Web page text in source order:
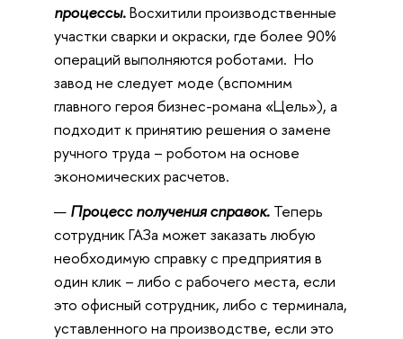
процессы.Восхитили производственные
участки сварки и окраски, где более 90%
операций выполняются роботами. Но
завод не следует моде (вспомним
главного героя бизнес-романа «Цель»), а
подходит к принятию решения о замене
ручного труда – роботом на основе
экономических расчетов.
Процесс получения справок. Теперь
сотрудник ГАЗа может заказать любую
необходимую справку с предприятия в
один клик – либо с рабочего места, если
это офисный сотрудник, либо с терминала,
уставленного на производстве, если это